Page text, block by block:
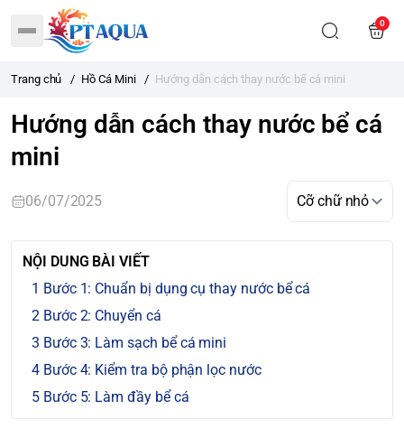
0
Trang chủ / Hồ Cá Mini / Hướng dẫn cách thay nước bể cá mini
Hướng dẫn cách thay nước bể cá
mini
06/07/2025
NỘI DUNG BÀI VIẾT
Bước 1: Chuẩn bị dụng cụ thay nước bể cá
Bước 2: Chuyển cá
Bước 3: Làm sạch bể cá mini
Bước 4: Kiểm tra bộ phận lọc nước
Bước 5: Làm đầy bể cá